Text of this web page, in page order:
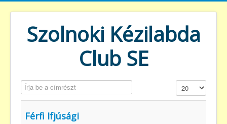
Szolnoki Kézilabda
Club SE
Írja be a címrészt Tételek #
Férfi Ifjúsági